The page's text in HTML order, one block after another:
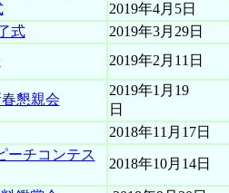
2019年4月5日
式
2019年3月29日
2019年2月11日
懇親会
2019年1月19
日
2018年11月17日
ーチコンテス
2018年10月14日